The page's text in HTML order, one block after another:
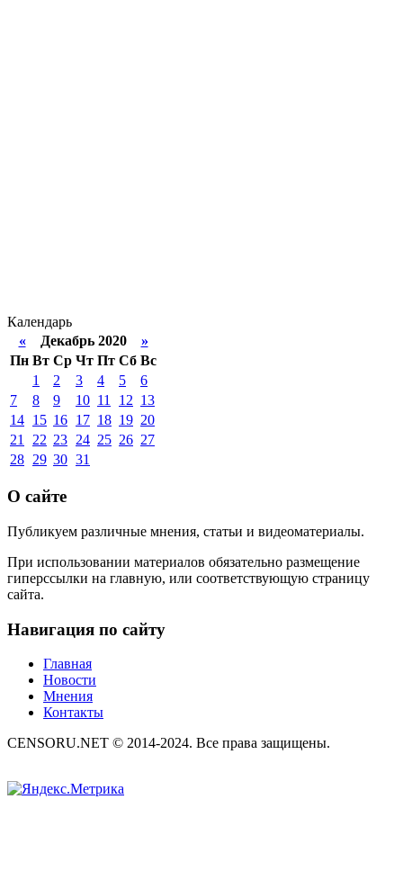
Календарь
«Декабрь 2020 »
Пн Вт Ср Чт Пт Сб Вс
1
2 3 4 5
6
7
8 9 10 11 12 13
14 15 16 17 18 19 20
21
22 23 24 25 26 27
28 29 30 31
О сайте
Публикуем различные мнения, статьи и видеоматериалы.
При использовании материалов обязательно размещение
гиперссылки на главную, или соответствующую страницу
сайта.
Навигация по сайту
Главная
Новости
Мнения
Контакты
CENSORU.NET © 2014-2024. Все права защищены.